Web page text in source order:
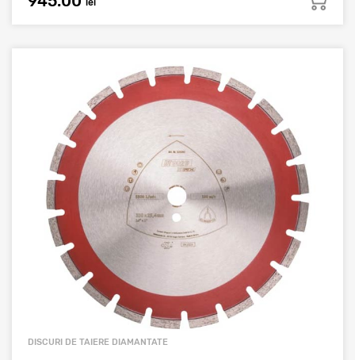
lei
DISCURI DE TAIERE DIAMANTATE